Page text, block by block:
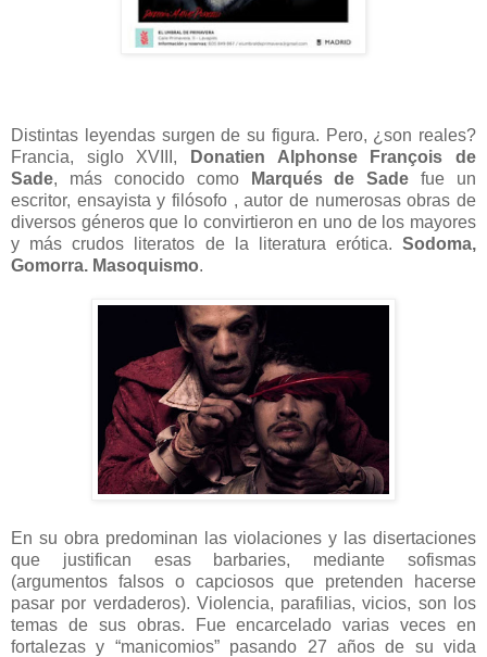
Distintas leyendas surgen de su figura. Pero, ¿son reales?
Francia, siglo XVIII,
Donatien Alphonse François de
Sade, más conocido como Marqués de Sade fue un
escritor, ensayista y filósofo , autor de numerosas obras de
diversos géneros que lo convirtieron en uno de los mayores
y más crudos literatos de la literatura erótica. Sodoma,
Gomorra. Masoquismo.
En su obra predominan las violaciones y las disertaciones
que justifican esas barbaries, mediante sofismas
(argumentos falsos o capciosos que pretenden hacerse
pasar por verdaderos). Violencia, parafilias, vicios, son los
temas de sus obras. Fue encarcelado varias veces en
fortalezas y “manicomios” pasando 27 años de su vida